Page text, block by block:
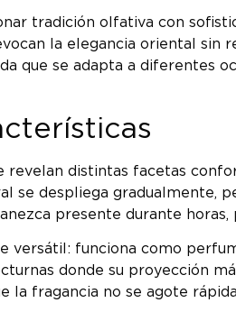
tradición olfativa con
la elegancia oriental sin
que se adapta a diferentes
distintas facetas
se despliega gradualmente,
presente durante
versátil: funciona como
donde su proyección
la fragancia no se agote